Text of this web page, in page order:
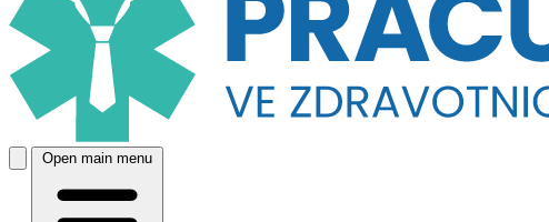
Open main menu